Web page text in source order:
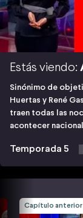
Estás viendo:
Sinónimo de
Huertas y René
traen todas las
acontecer
Temporada 5
Capítulo anterior